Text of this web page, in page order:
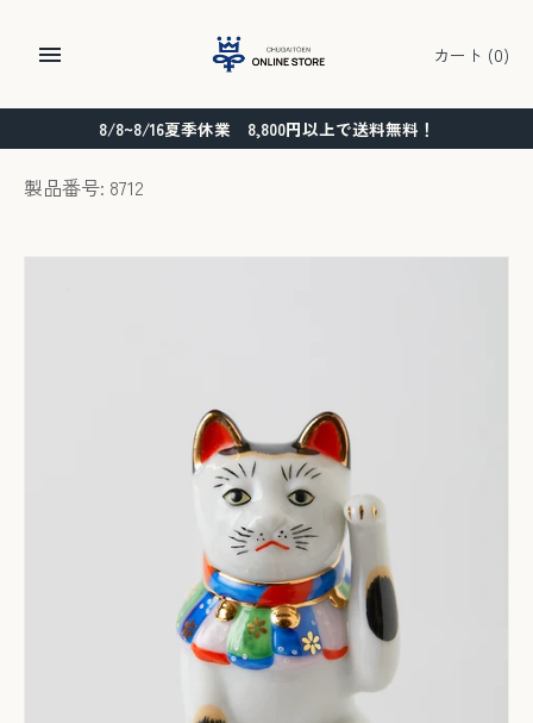
ン
カート (0)
8/8~8/16夏季休業 8,800円以上で送料無料！
製品番号: 8712